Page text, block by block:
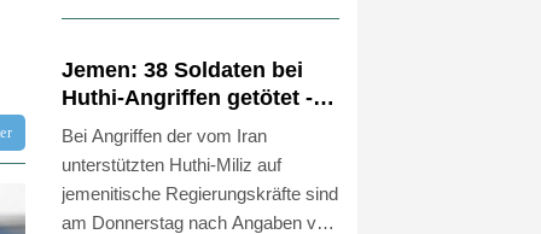
Jemen: 38 Soldaten bei
Huthi-Angriffen getötet -
Regierung kündigt
Vergeltung an
Bei Angriffen der vom Iran
unterstützten Huthi-Miliz auf
jemenitische Regierungskräfte sind
am Donnerstag nach Angaben von